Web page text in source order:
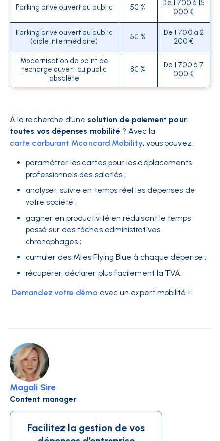
Parking privé ouvert au public 50 %
De 1 700 à 15
000 €
Parking privé ouvert au public
(cible intermédiaire)
50 %
De 1 700 à 2
200 €
Modernisation de point de
recharge ouvert au public
obsolète
80 %
De 1 700 à 7
000 €
À la recherche d’une solution de paiement pour
toutes vos dépenses mobilité ? Avec la
carte carburant Mooncard Mobility, vous pouvez :
paramétrer les cartes pour les déplacements
professionnels des salariés ;
analyser, suivre en temps réel les dépenses de
votre société ;
gagner en productivité en réduisant le temps
passé sur des tâches administratives
chronophages ;
cumuler des Miles Flying Blue à chaque dépense ;
récupérer, déclarer plus facilement la TVA.
Demandez votre démo avec un expert mobilité !
Magali Sire
Content manager
Facilitez la gestion de vos